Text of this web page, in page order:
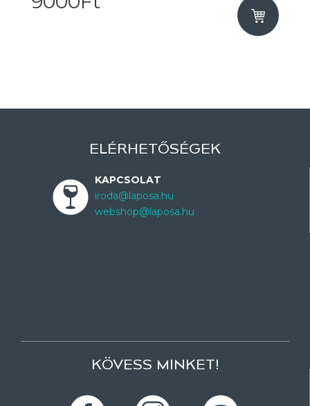
ELÉRHETŐSÉGEK
KAPCSOLAT
iroda@laposa.hu
webshop@laposa.hu
KÖVESS MINKET!